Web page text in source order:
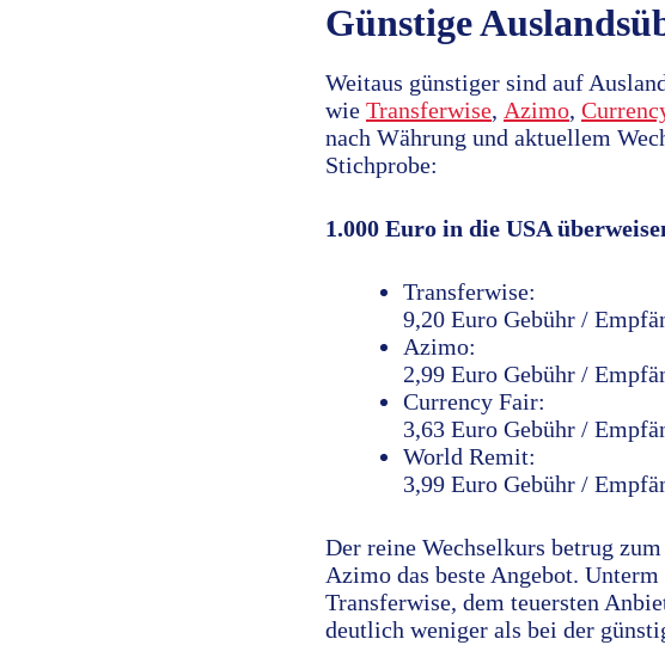
Günstige
Weitaus günstiger sind auf
wie Transferwise, Azimo,
nach Währung und aktuellem
Stichprobe:
1.000 Euro in die USA
Transferwise:
9,20 Euro Gebühr /
Azimo:
2,99 Euro Gebühr /
Currency Fair:
3,63 Euro Gebühr /
World Remit:
3,99 Euro Gebühr /
Der reine Wechselkurs betrug
Azimo das beste Angebot.
Transferwise, dem teuersten
deutlich weniger als bei der